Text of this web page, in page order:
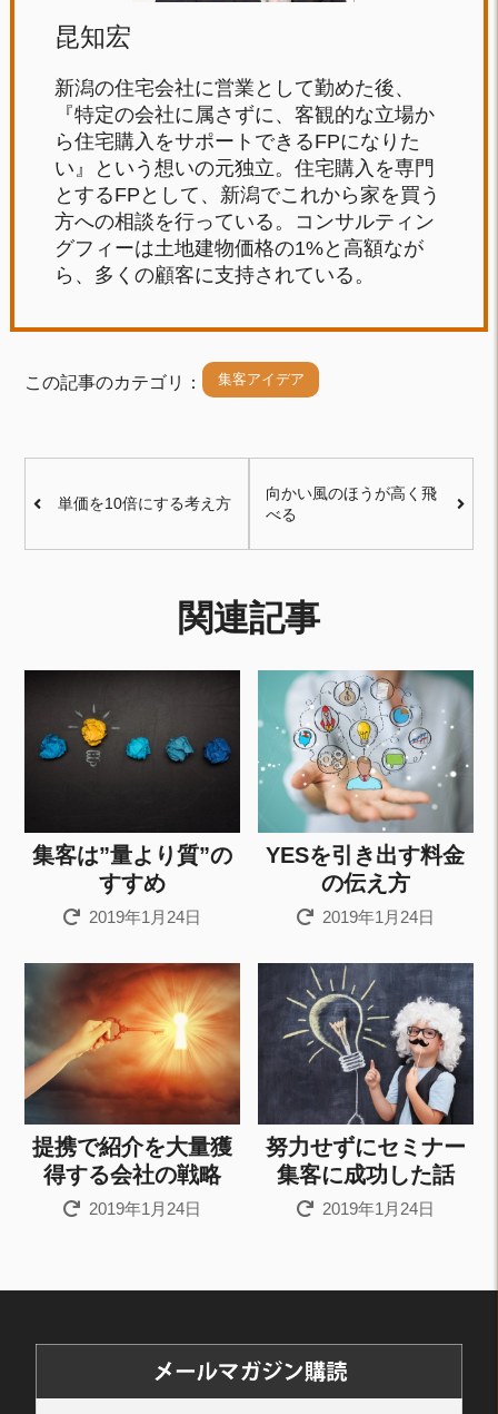
昆知宏
新潟の住宅会社に営業として勤めた後、
『特定の会社に属さずに、客観的な立場か
ら住宅購入をサポートできるFPになりた
い』という想いの元独立。住宅購入を専門
とするFPとして、新潟でこれから家を買う
方への相談を行っている。コンサルティン
グフィーは土地建物価格の1%と高額なが
ら、多くの顧客に支持されている。
この記事のカテゴリ： 集客アイデア
単価を10倍にする考え方
向かい風のほうが高く飛
べる
関連記事
集客は”量より質”の
すすめ
2019年1月24日
YESを引き出す料金
の伝え方
2019年1月24日
提携で紹介を大量獲
得する会社の戦略
2019年1月24日
努力せずにセミナー
集客に成功した話
2019年1月24日